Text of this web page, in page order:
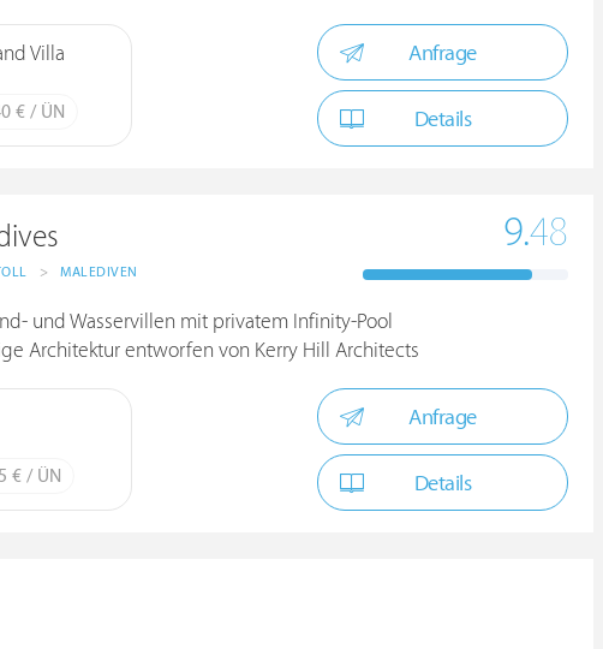
Villa
€ / ÜN
Anfrage
Details
> MALEDIVEN
9.48
und Wasservillen mit privatem Infinity-Pool
Architektur entworfen von Kerry Hill Architects
€ / ÜN
Anfrage
Details